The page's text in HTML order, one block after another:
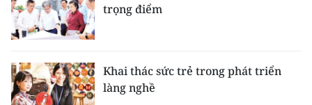
trọng điểm
Khai thác sức trẻ trong phát triển
làng nghề